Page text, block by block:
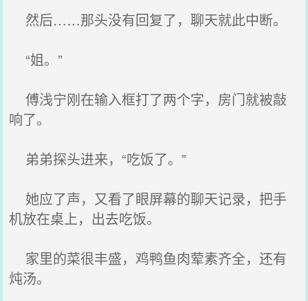
然后……那头没有回复了，聊天就此中断。
“姐。”
傅浅宁刚在输入框打了两个字，房门就被敲
响了。
弟弟探头进来，“吃饭了。”
她应了声，又看了眼屏幕的聊天记录，把手
机放在桌上，出去吃饭。
家里的菜很丰盛，鸡鸭鱼肉荤素齐全，还有
炖汤。